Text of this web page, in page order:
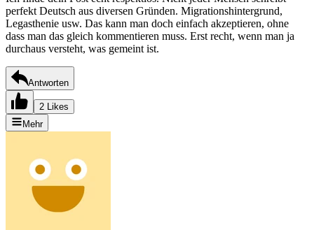
perfekt Deutsch aus diversen Gründen. Migrationshintergrund,
Legasthenie usw. Das kann man doch einfach akzeptieren, ohne
dass man das gleich kommentieren muss. Erst recht, wenn man ja
durchaus versteht, was gemeint ist.
Antworten
2 Likes
Mehr